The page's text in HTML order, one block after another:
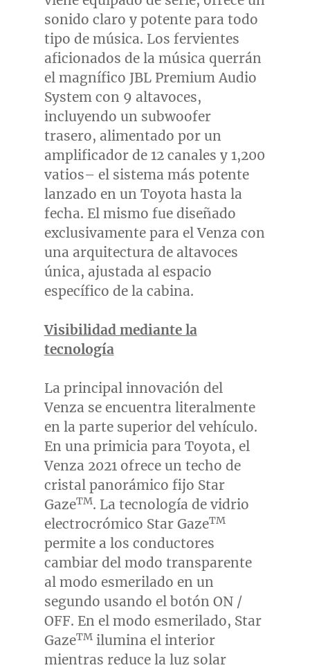
sonido claro y potente para todo
tipo de música. Los fervientes
aficionados de la música querrán
el magnífico JBL Premium Audio
System con 9 altavoces,
incluyendo un subwoofer
trasero, alimentado por un
amplificador de 12 canales y 1,200
vatios– el sistema más potente
lanzado en un Toyota hasta la
fecha. El mismo fue diseñado
exclusivamente para el Venza con
una arquitectura de altavoces
única, ajustada al espacio
específico de la cabina.
Visibilidad mediante la
tecnología
La principal innovación del
Venza se encuentra literalmente
en la parte superior del vehículo.
En una primicia para Toyota, el
Venza 2021 ofrece un techo de
cristal panorámico fijo Star
GazeTM. La tecnología de vidrio
electrocrómico Star GazeTM
permite a los conductores
cambiar del modo transparente
al modo esmerilado en un
segundo usando el botón ON /
OFF. En el modo esmerilado, Star
GazeTMilumina el interior
mientras reduce la luz solar